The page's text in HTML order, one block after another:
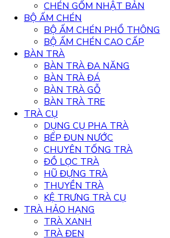
CHÉN GỐM NHẬT BẢN
BỘ ẤM CHÉN
BỘ ẤM CHÉN PHỔ THÔNG
BỘ ẤM CHÉN CAO CẤP
BÀN TRÀ
BÀN TRÀ ĐA NĂNG
BÀN TRÀ ĐÁ
BÀN TRÀ GỖ
BÀN TRÀ TRE
TRÀ CỤ
DỤNG CỤ PHA TRÀ
BẾP ĐUN NƯỚC
CHUYÊN TỐNG TRÀ
ĐỒ LỌC TRÀ
HŨ ĐỰNG TRÀ
THUYỀN TRÀ
KỆ TRƯNG TRÀ CỤ
TRÀ HẢO HẠNG
TRÀ XANH
TRÀ ĐEN